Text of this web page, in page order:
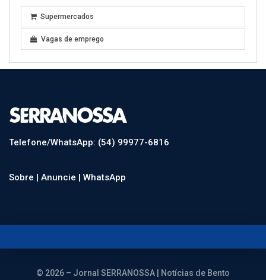
Supermercados
Vagas de emprego
Telefone/WhatsApp: (54) 99977-6816
Sobre | Anuncie | WhatsApp
© 2026 – Jornal SERRANOSSA | Notícias de Bento